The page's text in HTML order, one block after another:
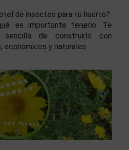
de insectos para tu huerto?
es importante tenerlo. Te
sencilla de construirlo con
económicos y naturales.